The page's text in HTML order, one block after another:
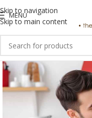
Skip to navigation
Skip to main content
MENU